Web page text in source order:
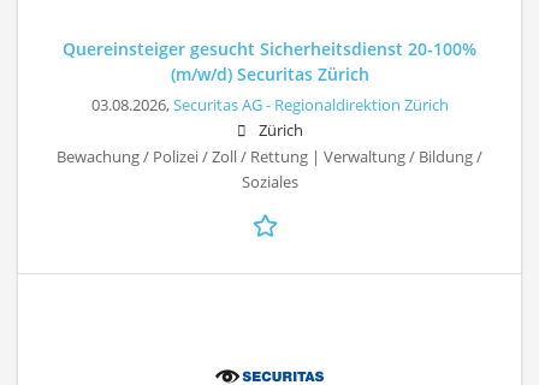
Quereinsteiger gesucht Sicherheitsdienst 20-100%
(m/w/d) Securitas Zürich
03.08.2026,Securitas AG - Regionaldirektion Zürich
Zürich
Bewachung / Polizei / Zoll / Rettung | Verwaltung / Bildung /
Soziales